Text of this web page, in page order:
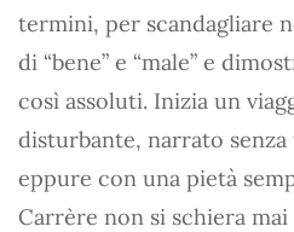
termini, per scandagliare
di “bene” e “male” e
così assoluti. Inizia un
disturbante, narrato
eppure con una pietà
Carrère non si schiera